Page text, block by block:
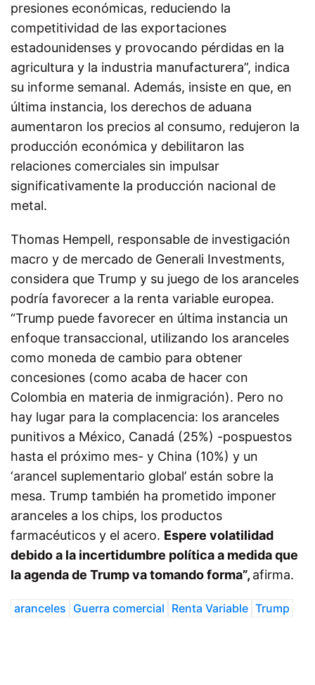
presiones económicas, reduciendo la
competitividad de las exportaciones
estadounidenses y provocando pérdidas en la
agricultura y la industria manufacturera”, indica
su informe semanal. Además, insiste en que, en
última instancia, los derechos de aduana
aumentaron los precios al consumo, redujeron la
producción económica y debilitaron las
relaciones comerciales sin impulsar
significativamente la producción nacional de
metal.
Thomas Hempell, responsable de investigación
macro y de mercado de Generali Investments,
considera que Trump y su juego de los aranceles
podría favorecer a la renta variable europea.
“Trump puede favorecer en última instancia un
enfoque transaccional, utilizando los aranceles
como moneda de cambio para obtener
concesiones (como acaba de hacer con
Colombia en materia de inmigración). Pero no
hay lugar para la complacencia: los aranceles
punitivos a México, Canadá (25%) -pospuestos
hasta el próximo mes- y China (10%) y un
‘arancel suplementario global’ están sobre la
mesa. Trump también ha prometido imponer
aranceles a los chips, los productos
farmacéuticos y el acero. Espere volatilidad
debido a la incertidumbre política a medida que
la agenda de Trump va tomando forma”, afirma.
aranceles Guerra comercial Renta Variable Trump